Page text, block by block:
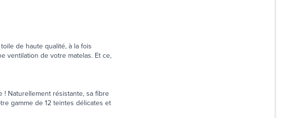
de haute qualité, à la fois
ventilation de votre matelas. Et ce,
Naturellement résistante, sa fibre
gamme de 12 teintes délicates et